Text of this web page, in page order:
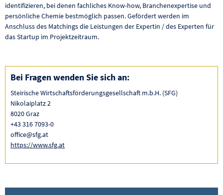
identifizieren, bei denen fachliches Know-how, Branchenexpertise und
persönliche Chemie bestmöglich passen. Gefördert werden im
Anschluss des Matchings die Leistungen der Expertin / des Experten für
das Startup im Projektzeitraum.
Bei Fragen wenden Sie sich an:
Steirische Wirtschaftsförderungsgesellschaft m.b.H. (SFG)
Nikolaiplatz 2
8020 Graz
+43 316 7093-0
office@sfg.at
https://www.sfg.at